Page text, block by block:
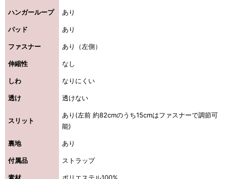
ハンガーループ あり
パッド あり
ファスナー あり（左側）
伸縮性 なし
しわ なりにくい
透け 透けない
スリット
あり(左前 約82cmのうち15cmはファスナーで調節可
能)
裏地 あり
付属品 ストラップ